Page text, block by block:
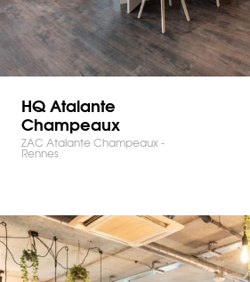
HQ Atalante
Champeaux
ZAC Atalante Champeaux -
Rennes